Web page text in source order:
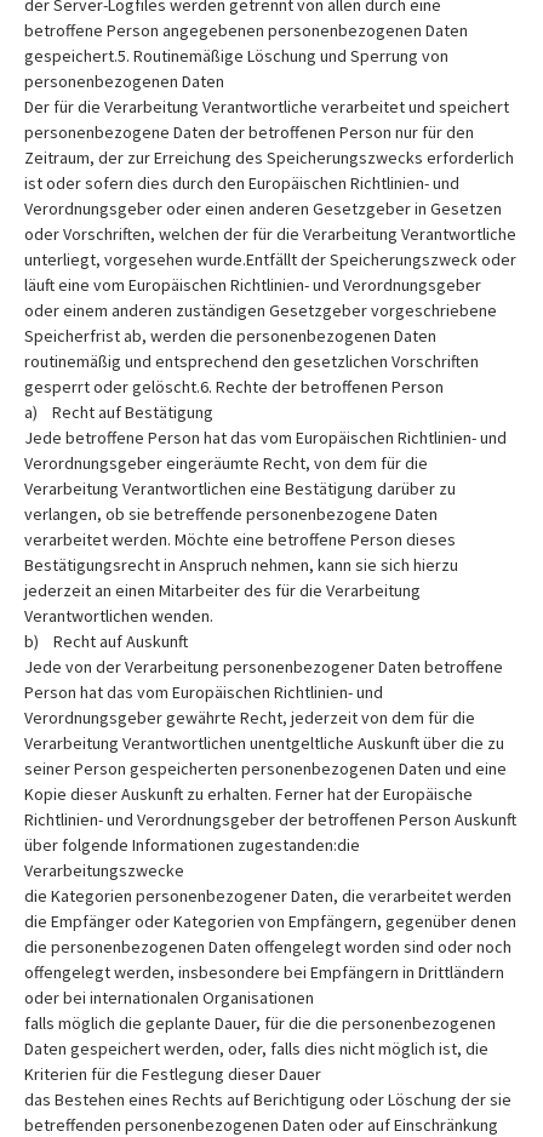
betroffene Person angegebenen personenbezogenen Daten
gespeichert.5. Routinemäßige Löschung und Sperrung von
personenbezogenen Daten
Der für die Verarbeitung Verantwortliche verarbeitet und speichert
personenbezogene Daten der betroffenen Person nur für den
Zeitraum, der zur Erreichung des Speicherungszwecks erforderlich
ist oder sofern dies durch den Europäischen Richtlinien- und
Verordnungsgeber oder einen anderen Gesetzgeber in Gesetzen
oder Vorschriften, welchen der für die Verarbeitung Verantwortliche
unterliegt, vorgesehen wurde.Entfällt der Speicherungszweck oder
läuft eine vom Europäischen Richtlinien- und Verordnungsgeber
oder einem anderen zuständigen Gesetzgeber vorgeschriebene
Speicherfrist ab, werden die personenbezogenen Daten
routinemäßig und entsprechend den gesetzlichen Vorschriften
gesperrt oder gelöscht.6. Rechte der betroffenen Person
a) Recht auf Bestätigung
Jede betroffene Person hat das vom Europäischen Richtlinien- und
Verordnungsgeber eingeräumte Recht, von dem für die
Verarbeitung Verantwortlichen eine Bestätigung darüber zu
verlangen, ob sie betreffende personenbezogene Daten
verarbeitet werden. Möchte eine betroffene Person dieses
Bestätigungsrecht in Anspruch nehmen, kann sie sich hierzu
jederzeit an einen Mitarbeiter des für die Verarbeitung
Verantwortlichen wenden.
b) Recht auf Auskunft
Jede von der Verarbeitung personenbezogener Daten betroffene
Person hat das vom Europäischen Richtlinien- und
Verordnungsgeber gewährte Recht, jederzeit von dem für die
Verarbeitung Verantwortlichen unentgeltliche Auskunft über die zu
seiner Person gespeicherten personenbezogenen Daten und eine
Kopie dieser Auskunft zu erhalten. Ferner hat der Europäische
Richtlinien- und Verordnungsgeber der betroffenen Person Auskunft
über folgende Informationen zugestanden:die
Verarbeitungszwecke
die Kategorien personenbezogener Daten, die verarbeitet werden
die Empfänger oder Kategorien von Empfängern, gegenüber denen
die personenbezogenen Daten offengelegt worden sind oder noch
offengelegt werden, insbesondere bei Empfängern in Drittländern
oder bei internationalen Organisationen
falls möglich die geplante Dauer, für die die personenbezogenen
Daten gespeichert werden, oder, falls dies nicht möglich ist, die
Kriterien für die Festlegung dieser Dauer
das Bestehen eines Rechts auf Berichtigung oder Löschung der sie
betreffenden personenbezogenen Daten oder auf Einschränkung